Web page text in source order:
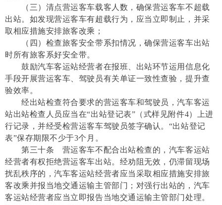
（三）清点营运客车载客人数，确保营运客车不超载
出站。如发现营运客车有超载行为，应当立即制止，并采
取相应措施安排旅客改乘；
（四）检查旅客安全带系扣情况，确保营运客车出站
时所有旅客系好安全带。
鼓励汽车客运站经营者在报班、出站环节运用信息化
手段开展营运客车、驾驶员有关单证一致性查验，提升查
验效率。
经出站检查符合要求的营运客车和驾驶员，汽车客运
站出站检查人员应当在“出站登记表”（式样见附件4）上进
行记录，并经受检营运客车驾驶员签字确认。“出站登记
表”保存期限不少于3个月。
第三十条 营运客车不配合出站检查的，汽车客运站
经营者有权拒绝营运客车出站。经劝阻无效，仍滞留现场
扰乱秩序的，汽车客运站经营者应当采取相应措施安排旅
客改乘并报当地交通运输主管部门；对强行出站的，汽车
客运站经营者应当立即报告当地交通运输主管部门处理。